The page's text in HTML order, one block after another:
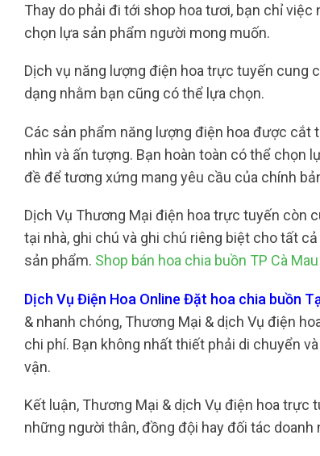
Thay do phải đi tới shop hoa tươi, bạn chỉ
chọn lựa sản phẩm người mong muốn.
Dịch vụ năng lượng điện hoa trực tuyến cung
dạng nhằm bạn cũng có thể lựa chọn.
Các sản phẩm năng lượng điện hoa được cắt
nhìn và ấn tượng. Bạn hoàn toàn có thể chọn
đề để tương xứng mang yêu cầu của chính
Dịch Vụ Thương Mại điện hoa trực tuyến còn
tại nhà, ghi chú và ghi chú riêng biệt cho tất
sản phẩm. Shop bán hoa chia buồn TP Cà Mau
Dịch Vụ Điện Hoa Online Đặt hoa chia buồn
& nhanh chóng, Thương Mại & dịch Vụ điện
chi phí. Bạn không nhất thiết phải di chuyển
vận.
Kết luận, Thương Mại & dịch Vụ điện hoa
những người thân, đồng đội hay đối tác